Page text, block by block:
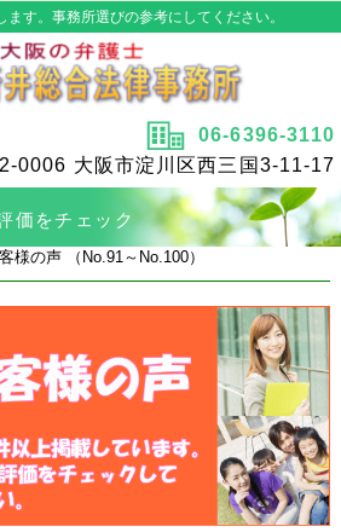
す。事務所選びの参考にしてください。
06-6396-3110
0006 大阪市淀川区西三国3-11-17
価をチェック
様の声 （No.91～No.100）